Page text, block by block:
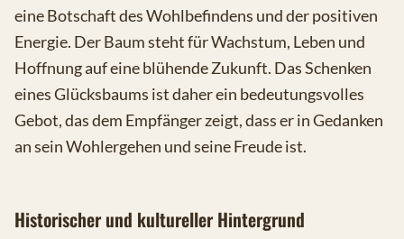
eine Botschaft des Wohlbefindens und der positiven
Energie. Der Baum steht für Wachstum, Leben und
Hoffnung auf eine blühende Zukunft. Das Schenken
eines Glücksbaums ist daher ein bedeutungsvolles
Gebot, das dem Empfänger zeigt, dass er in Gedanken
an sein Wohlergehen und seine Freude ist.
Historischer und kultureller Hintergrund